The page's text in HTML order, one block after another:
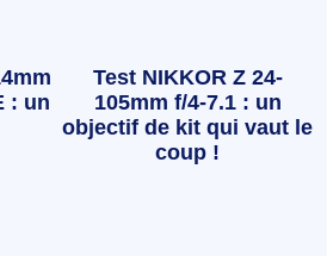
: un
Test NIKKOR Z 24-
105mm f/4-7.1 : un
objectif de kit qui vaut le
coup !